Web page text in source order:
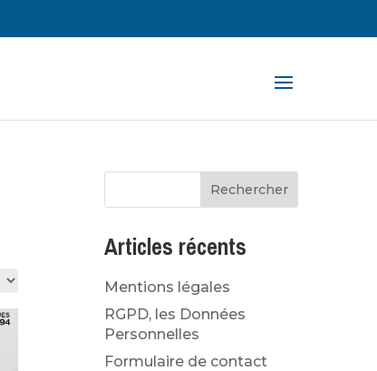
Articles récents
Mentions légales
RGPD, les Données
Personnelles
Formulaire de contact